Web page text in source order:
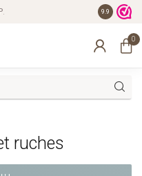
. gratis
9.9
0
ruches